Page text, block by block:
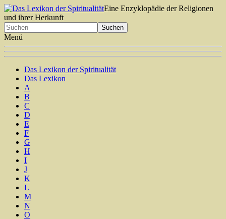
Eine Enzyklopädie der Religionen
und ihrer Herkunft
Menü
Das Lexikon der Spiritualität
Das Lexikon
A
B
C
D
E
F
G
H
I
J
K
L
M
N
O